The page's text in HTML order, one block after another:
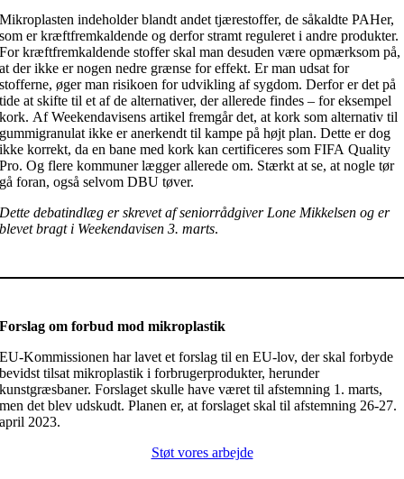
Mikroplasten indeholder blandt andet tjærestoffer, de såkaldte PAHer,
som er kræftfremkaldende og derfor stramt reguleret i andre produkter.
For kræftfremkaldende stoffer skal man desuden være opmærksom på,
at der ikke er nogen nedre grænse for effekt. Er man udsat for
stofferne, øger man risikoen for udvikling af sygdom. Derfor er det på
tide at skifte til et af de alternativer, der allerede findes – for eksempel
kork. Af Weekendavisens artikel fremgår det, at kork som alternativ til
gummigranulat ikke er anerkendt til kampe på højt plan. Dette er dog
ikke korrekt, da en bane med kork kan certificeres som FIFA Quality
Pro. Og flere kommuner lægger allerede om. Stærkt at se, at nogle tør
gå foran, også selvom DBU tøver.
Dette debatindlæg er skrevet af seniorrådgiver Lone Mikkelsen og er
blevet bragt i Weekendavisen 3. marts.
Forslag om forbud mod mikroplastik
EU-Kommissionen har lavet et forslag til en EU-lov, der skal forbyde
bevidst tilsat mikroplastik i forbrugerprodukter, herunder
kunstgræsbaner. Forslaget skulle have været til afstemning 1. marts,
men det blev udskudt. Planen er, at forslaget skal til afstemning 26-27.
april 2023.
Støt vores arbejde